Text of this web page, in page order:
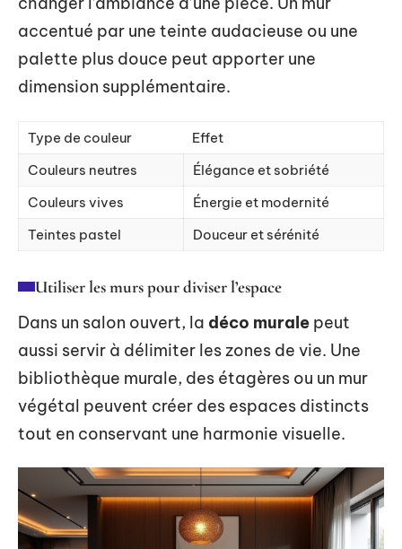
accentué par une teinte audacieuse ou une
palette plus douce peut apporter une
dimension supplémentaire.
Type de couleur
Effet
Couleurs neutres
Élégance et sobriété
Couleurs vives
Énergie et modernité
Teintes pastel
Douceur et sérénité
Utiliser les murs pour diviser l’espace
Dans un salon ouvert, la déco murale peut
aussi servir à délimiter les zones de vie. Une
bibliothèque murale, des étagères ou un mur
végétal peuvent créer des espaces distincts
tout en conservant une harmonie visuelle.